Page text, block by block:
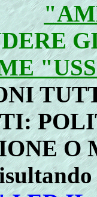
O